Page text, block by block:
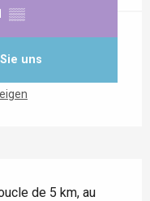
▒▒
uns
de 5 km, au